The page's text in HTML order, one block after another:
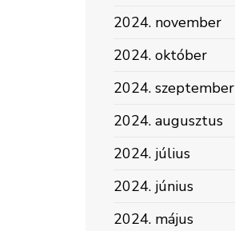
2024. november
2024. október
2024. szeptember
2024. augusztus
2024. július
2024. június
2024. május